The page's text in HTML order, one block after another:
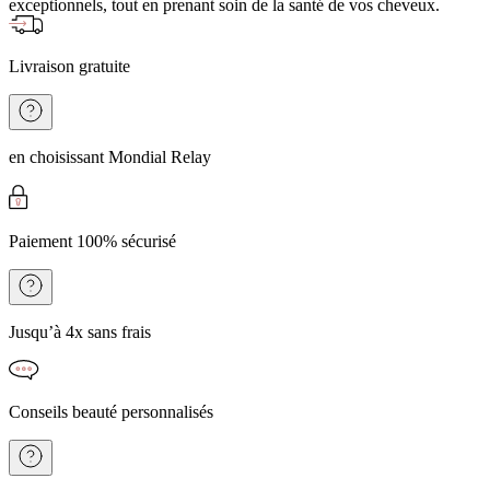
exceptionnels, tout en prenant soin de la santé de vos cheveux.
Livraison gratuite
en choisissant Mondial Relay
Paiement 100% sécurisé
Jusqu’à 4x sans frais
Conseils beauté personnalisés